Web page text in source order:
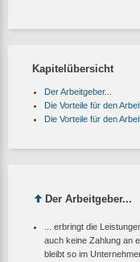
Kapitelübersicht
Der Arbeitgeber...
Die Vorteile für den
Die Vorteile für den
Der Arbeitgeber...
... erbringt die
auch keine Zahlung an
bleibt so im